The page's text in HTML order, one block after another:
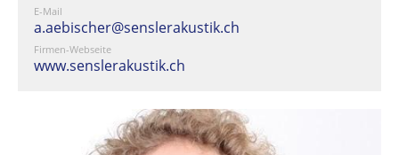
E-Mail
a.aebischer@senslerakustik.ch
Firmen-Webseite
www.senslerakustik.ch